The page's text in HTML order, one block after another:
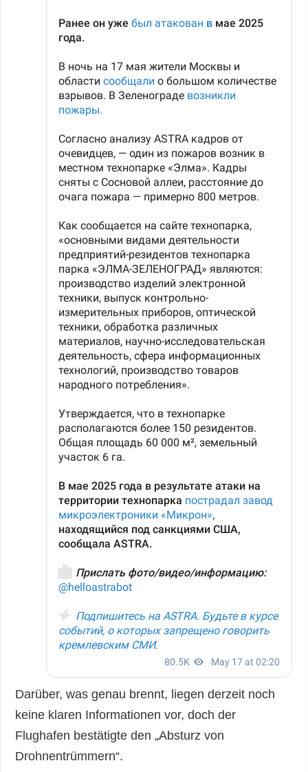
Darüber, was genau brennt, liegen derzeit noch
keine klaren Informationen vor, doch der
Flughafen bestätigte den „Absturz von
Drohnentrümmern“.